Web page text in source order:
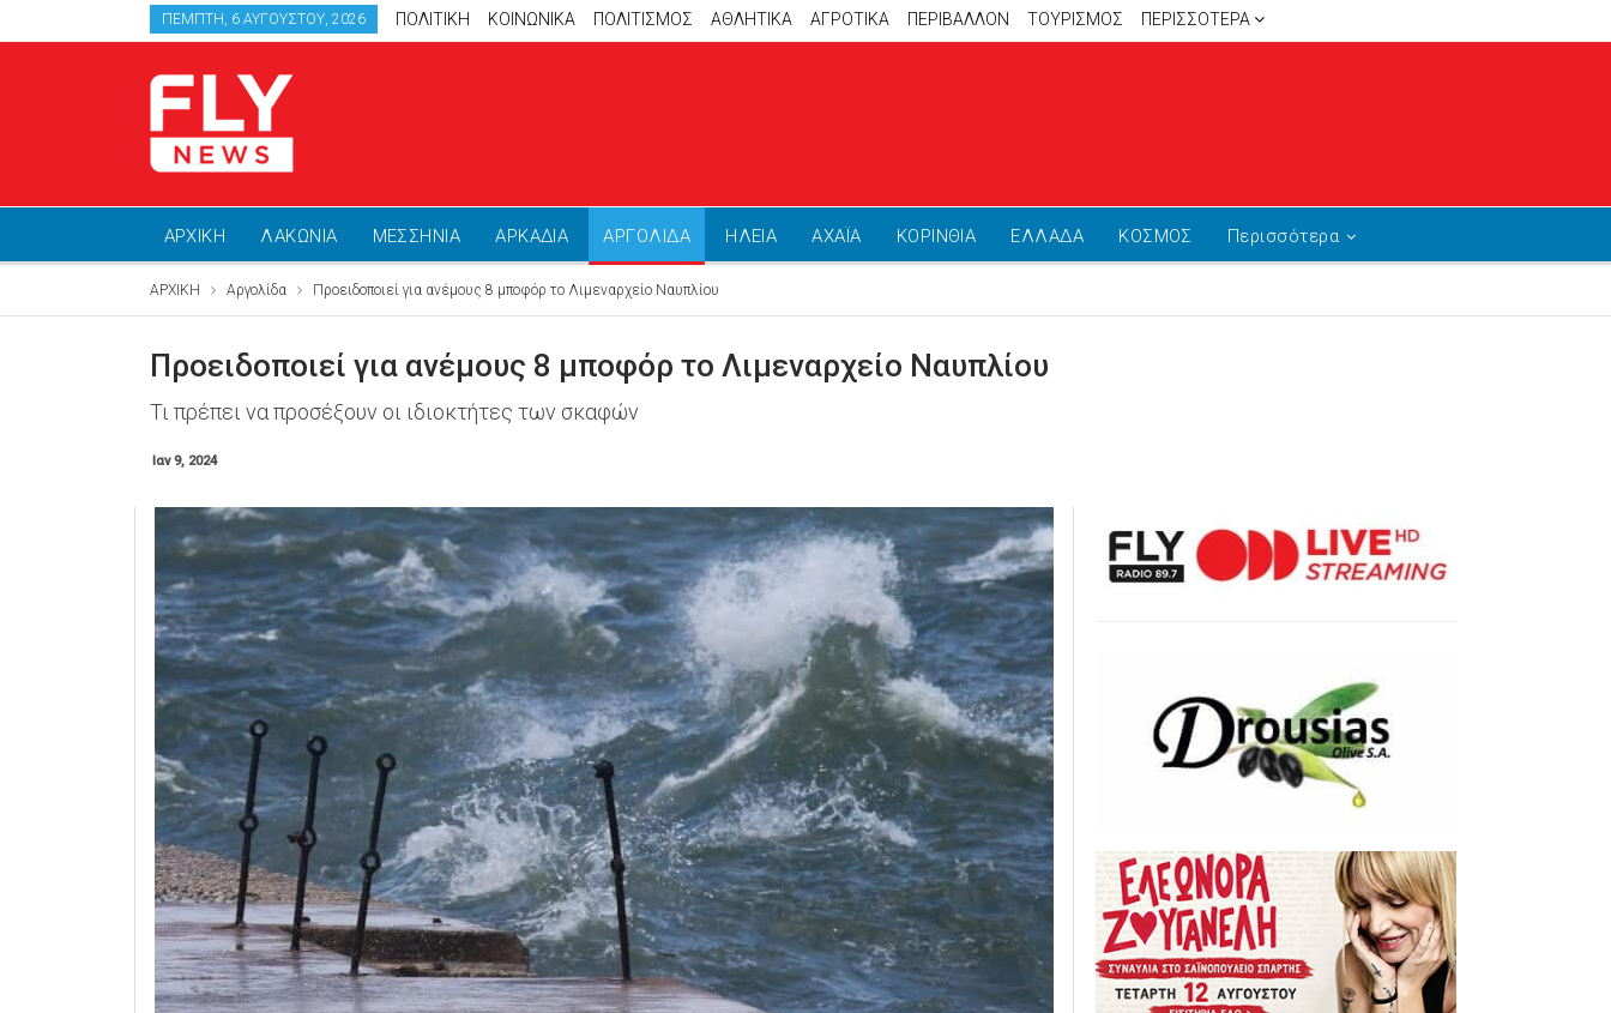
ΠΈΜΠΤΗ, 6 ΑΥΓΟΎΣΤΟΥ, 2026 ΠΟΛΙΤΙΚΗ ΚΟΙΝΩΝΙΚΑ ΠΟΛΙΤΙΣΜΟΣ ΑΘΛΗΤΙΚΆ ΑΓΡΟΤΙΚΑ ΠΕΡΙΒΑΛΛΟΝ ΤΟΥΡΙΣΜΟΣ ΠΕΡΙΣΣΌΤΕΡΑ
ΑΡΧΙΚΗ ΛΑΚΩΝΙΑ ΜΕΣΣΗΝΙΑ ΑΡΚΑΔΙΑ ΑΡΓΟΛΙΔΑ ΗΛΕΙΑ ΑΧΑΪΑ ΚΟΡΙΝΘΙΑ ΕΛΛΑΔΑ ΚΟΣΜΟΣ Περισσότερα
ΑΡΧΙΚΗ Αργολίδα Προειδοποιεί για ανέμους 8 μποφόρ το Λιμεναρχείο Ναυπλίου
Προειδοποιεί για ανέμους 8 μποφόρ το Λιμεναρχείο Ναυπλίου
Τι πρέπει να προσέξουν οι ιδιοκτήτες των σκαφών
Ιαν 9, 2024